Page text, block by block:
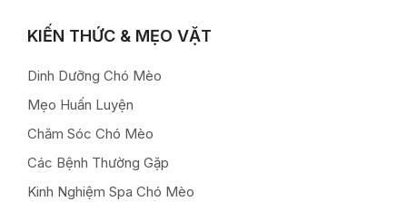
KIẾN THỨC & MẸO VẶT
Dinh Dưỡng Chó Mèo
Mẹo Huấn Luyện
Chăm Sóc Chó Mèo
Các Bệnh Thường Gặp
Kinh Nghiệm Spa Chó Mèo